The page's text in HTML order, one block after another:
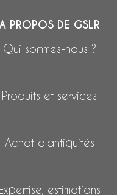
PROPOS DE GSLR
Qui sommes-nous ?
Produits et services
Achat d'antiquités
Expertise, estimations